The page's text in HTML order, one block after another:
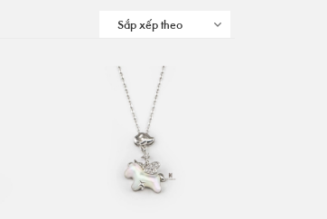
Sắp xếp theo